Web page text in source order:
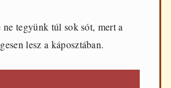
ne tegyünk túl sok sót, mert a
lesz a káposztában.